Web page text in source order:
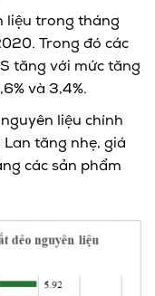
liệu trong tháng
Trong đó các
tăng với mức tăng
và 3,4%.
liệu chính
Lan tăng nhẹ, giá
các sản phẩm